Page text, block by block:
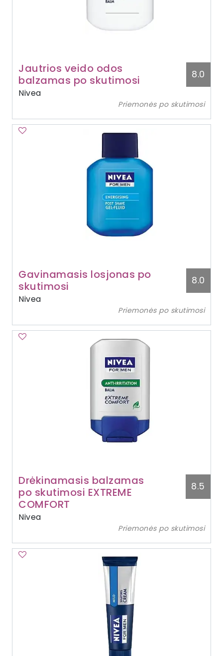
Jautrios veido odos
balzamas po skutimosi
Nivea
8.0
Priemonės po skutimosi
Gavinamasis losjonas po
skutimosi
Nivea
8.0
Priemonės po skutimosi
Drėkinamasis balzamas
po skutimosi EXTREME
COMFORT
Nivea
8.5
Priemonės po skutimosi